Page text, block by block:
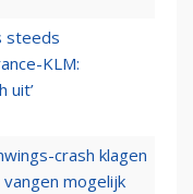
steeds
KLM:
uit’
crash klagen
mogelijk